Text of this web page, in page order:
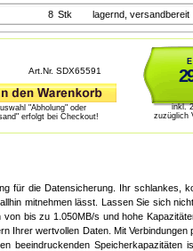
8 Stk lagernd, versandbereit
inkl.
zuzüglich
Art.Nr. SDX65591
"Abholung" oder
erfolgt bei Checkout!
für die Datensicherung. Ihr schlankes,
mitnehmen lässt. Lassen Sie sich
bis zu 1.050MB/s und hohe
Ihrer wertvollen Daten. Mit Verbindungen
beeindruckenden Speicherkapazitäten